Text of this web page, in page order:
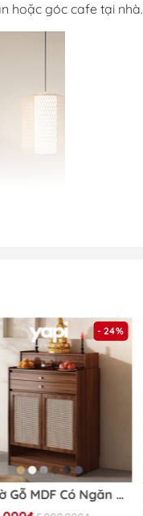
hoặc góc cafe tại nhà.
hàng của
- 24%
Tủ Thờ Gỗ MDF Có Ngăn Kéo Và Cửa Tấm Mây Nhỏ Gọn Hiện Đại 84x48x127cm Yapi-1207